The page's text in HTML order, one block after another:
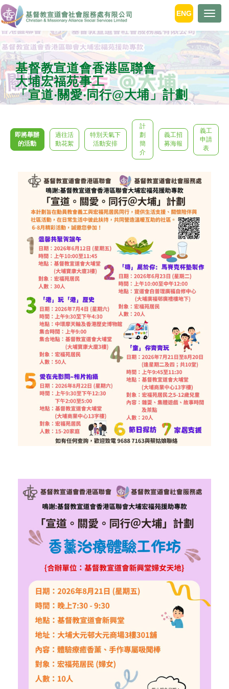
ENG
基督教宣道會香港區聯會
大埔宏福苑事工
「宣道‧關愛‧同行@大埔」計劃
即將舉辦
的活動
過往活
動花絮
特別天氣下
活動安排
計
劃
簡
介
義工招
募海報
義工
申請
表